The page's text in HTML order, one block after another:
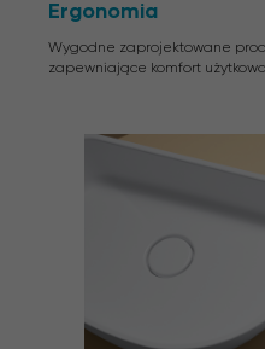
Ergonomia
Wygodne zaprojektowane
zapewniające komfort